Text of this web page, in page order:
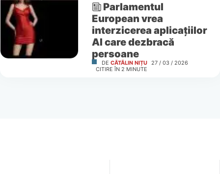
Parlamentul
European vrea
interzicerea aplicațiilor
AI care dezbracă
persoane
DE CĂTĂLIN NIȚU 27 / 03 / 2026
CITIRE ÎN 2 MINUTE